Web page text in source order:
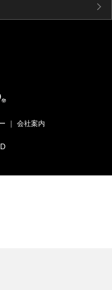
会社案内